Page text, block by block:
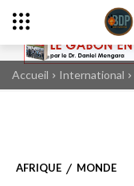
Accueil International
AFRIQUE MONDE